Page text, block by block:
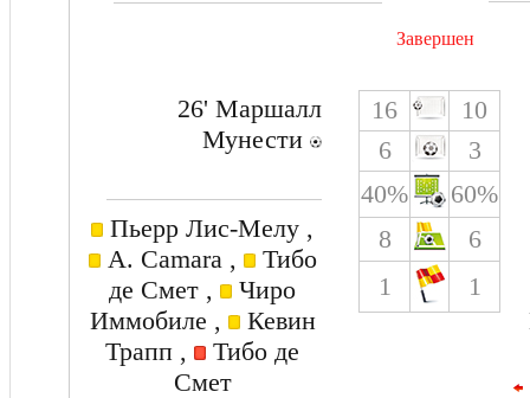
Завершен
26' Маршалл
Мунести
Пьерр Лис-Мелу ,
A. Camara ,
Тибо
де Смет ,
Чиро
Иммобиле ,
Кевин
Трапп ,
Тибо де
Смет
16
10
6
3
40%
60%
8
6
1
1